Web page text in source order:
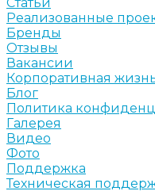
Реализованные
Бренды
Отзывы
Вакансии
Корпоративная
Блог
Политика
Галерея
Видео
Фото
Поддержка
Техническая